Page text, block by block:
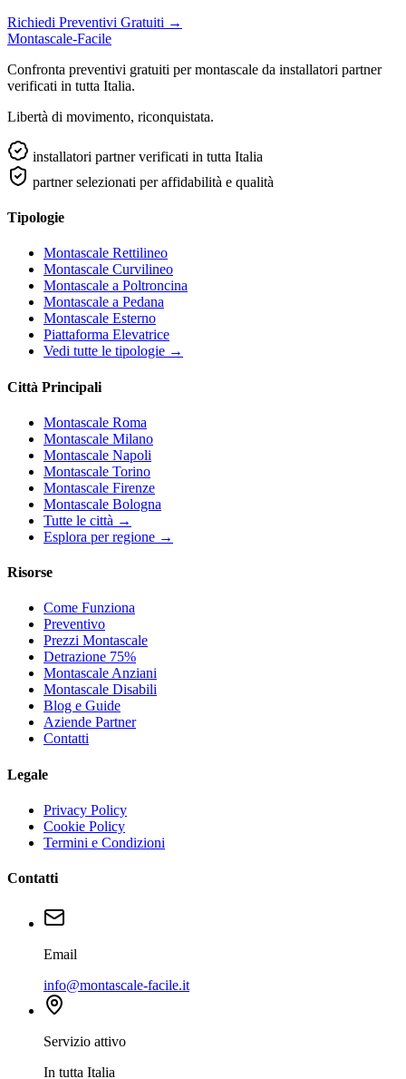
Richiedi Preventivi Gratuiti →
Montascale-Facile
Confronta preventivi gratuiti per montascale da installatori partner
verificati in tutta Italia.
Libertà di movimento, riconquistata.
installatori partner verificati in tutta Italia
partner selezionati per affidabilità e qualità
Tipologie
Montascale Rettilineo
Montascale Curvilineo
Montascale a Poltroncina
Montascale a Pedana
Montascale Esterno
Piattaforma Elevatrice
Vedi tutte le tipologie →
Città Principali
Montascale Roma
Montascale Milano
Montascale Napoli
Montascale Torino
Montascale Firenze
Montascale Bologna
Tutte le città →
Esplora per regione →
Risorse
Come Funziona
Preventivo
Prezzi Montascale
Detrazione 75%
Montascale Anziani
Montascale Disabili
Blog e Guide
Aziende Partner
Contatti
Legale
Privacy Policy
Cookie Policy
Termini e Condizioni
Contatti
Email
info@montascale-facile.it
Servizio attivo
In tutta Italia